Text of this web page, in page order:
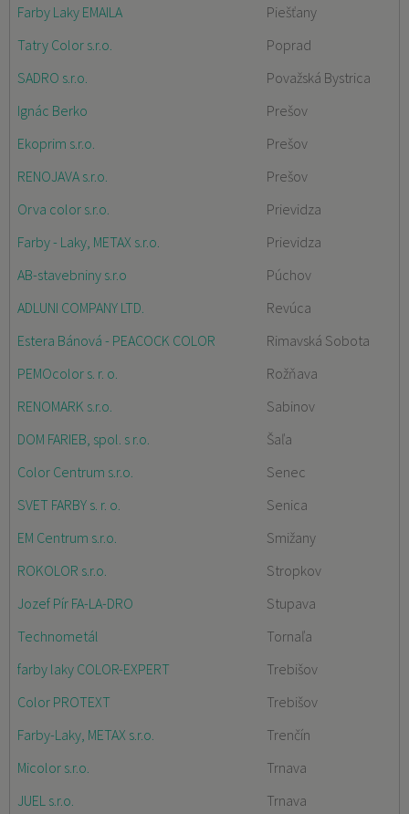
Farby Laky EMAILA
Piešťany
Tatry Color s.r.o.
Poprad
SADRO s.r.o.
Považská Bystrica
Ignác Berko
Prešov
Ekoprim s.r.o.
Prešov
RENOJAVA s.r.o.
Prešov
Orva color s.r.o.
Prievidza
Farby - Laky, METAX s.r.o.
Prievidza
AB-stavebniny s.r.o
Púchov
ADLUNI COMPANY LTD.
Revúca
Estera Bánová - PEACOCK COLOR
Rimavská Sobota
PEMOcolor s. r. o.
Rožňava
RENOMARK s.r.o.
Sabinov
DOM FARIEB, spol. s r.o.
Šaľa
Color Centrum s.r.o.
Senec
SVET FARBY s. r. o.
Senica
EM Centrum s.r.o.
Smižany
ROKOLOR s.r.o.
Stropkov
Jozef Pír FA-LA-DRO
Stupava
Technometál
Tornaľa
farby laky COLOR-EXPERT
Trebišov
Color PROTEXT
Trebišov
Farby-Laky, METAX s.r.o.
Trenčín
Micolor s.r.o.
Trnava
JUEL s.r.o.
Trnava